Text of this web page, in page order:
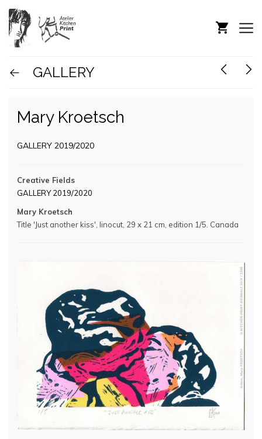
GALLERY
Mary Kroetsch
GALLERY 2019/2020
Creative Fields
GALLERY 2019/2020
Mary Kroetsch
Title 'Just another kiss', linocut, 29 x 21 cm, edition 1/5. Canada